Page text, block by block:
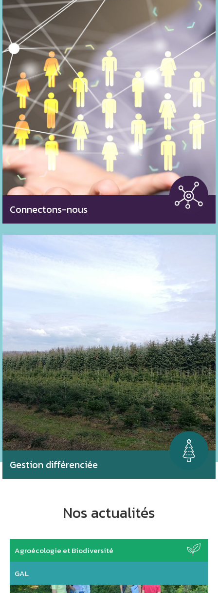
Connectons-nous
Actions de réseautage des entreprises locales
Augmentation de la visibilité et des ventes des acteurs
économiques avec des actions concrètes (créations
d’offres conjointes, organisation d’une braderie physique
centralisée) et virtuelles (création d’une plate-forme
numérique des commerçants, aide à l’utilisation des outils
numérique pour promouvoir ses produits)
Valorisation du savoir-faire des acteurs économiques du
territoire
Organisation et promotion du Slow Life Festival
Gestion différenciée
Renforcement de l’équilibre naturel
Nos actualités
Agroécologie et Biodiversité
GAL